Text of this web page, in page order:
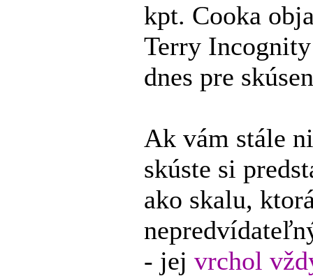
kpt. Cooka
Terry
dnes pre
Ak vám stále
skúste si
ako skalu,
- jej vrchol